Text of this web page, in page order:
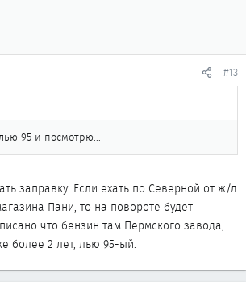
#13
95 и посмотрю...
заправку. Если ехать по Северной от ж/д
Пани, то на повороте будет
что бензин там Пермского завода,
более 2 лет, лью 95-ый.